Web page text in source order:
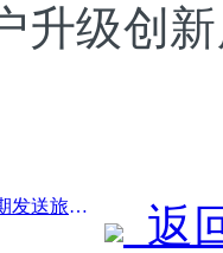
升级创
前一篇：长三角铁路“五一”假期发送旅客超2138万人次
返